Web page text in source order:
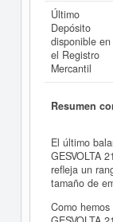
Último
Depósito
disponible en
el Registro
Mercantil
Resumen
El último
GESVOLTA
refleja un
tamaño de
Como